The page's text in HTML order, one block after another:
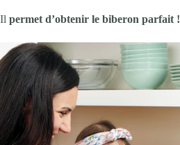
Il permet d’obtenir le biberon parfait !